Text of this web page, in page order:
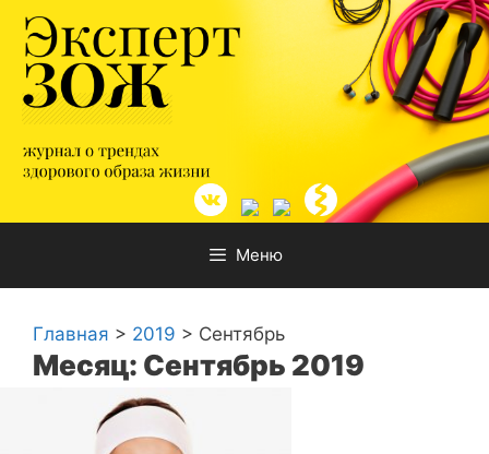
Перейти
содержимому
Меню
Главная > 2019 > Сентябрь
Месяц: Сентябрь 2019